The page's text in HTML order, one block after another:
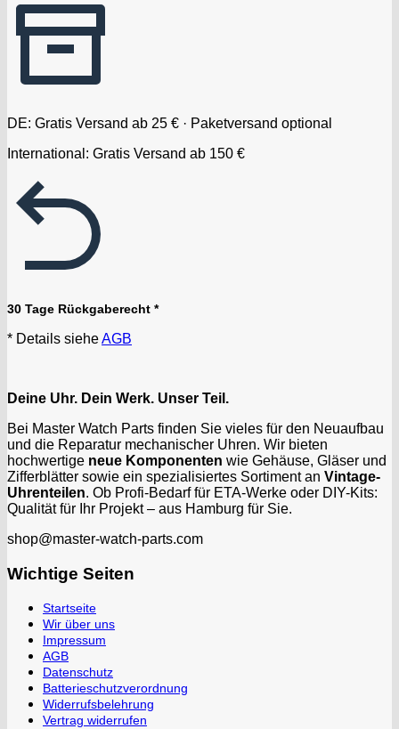
DE: Gratis Versand ab 25 € · Paketversand optional
International: Gratis Versand ab 150 €
30 Tage Rückgaberecht *
* Details sieheAGB
Deine Uhr. Dein Werk. Unser Teil.
Bei Master Watch Parts finden Sie vieles für den Neuaufbau
und die Reparatur mechanischer Uhren. Wir bieten
hochwertige neue Komponenten wie Gehäuse, Gläser und
Zifferblätter sowie ein spezialisiertes Sortiment an Vintage-
Uhrenteilen. Ob Profi-Bedarf für ETA-Werke oder DIY-Kits:
Qualität für Ihr Projekt – aus Hamburg für Sie.
shop@master-watch-parts.com
Wichtige Seiten
Startseite
Wir über uns
Impressum
AGB
Datenschutz
Batterieschutzverordnung
Widerrufsbelehrung
Vertrag widerrufen